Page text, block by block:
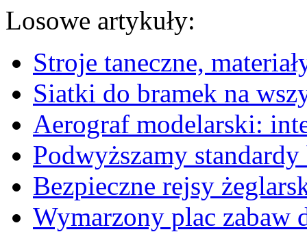
Losowe artykuły:
Stroje taneczne,
Siatki do bramek na
Aerograf modelarski:
Podwyższamy standardy
Bezpieczne rejsy
Wymarzony plac zabaw